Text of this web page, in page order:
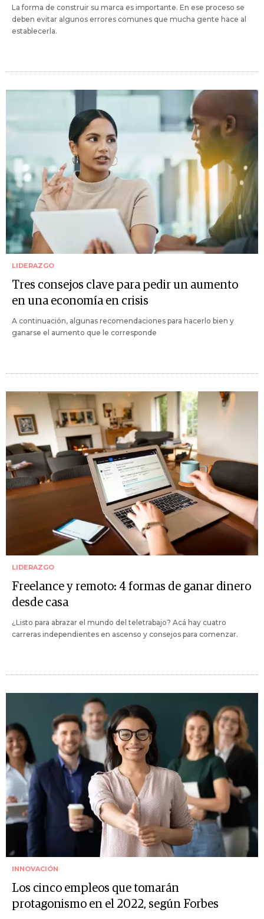
La forma de construir su marca es importante. En ese proceso se
deben evitar algunos errores comunes que mucha gente hace al
establecerla.
LIDERAZGO
Tres consejos clave para pedir un aumento
en una economía en crisis
A continuación, algunas recomendaciones para hacerlo bien y
ganarse el aumento que le corresponde
LIDERAZGO
Freelance y remoto: 4 formas de ganar dinero
desde casa
¿Listo para abrazar el mundo del teletrabajo? Acá hay cuatro
carreras independientes en ascenso y consejos para comenzar.
INNOVACIÓN
Los cinco empleos que tomarán
protagonismo en el 2022, según Forbes